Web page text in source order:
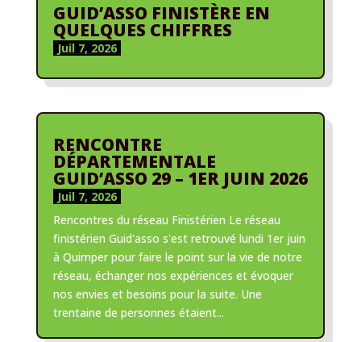
GUID’ASSO FINISTÈRE EN
QUELQUES CHIFFRES
Juil 7, 2026
RENCONTRE
DÉPARTEMENTALE
GUID’ASSO 29 – 1ER JUIN 2026
Juil 7, 2026
Rencontres du réseau Finistérien Le réseau
finistérien Guid'asso s'est retrouvé lundi 1er juin
à Quimper pour faire le point sur la vie de notre
réseau, échanger nos expériences et évoquer
nos envies et besoins pour la suite. Une
trentaine de personnes étaient...